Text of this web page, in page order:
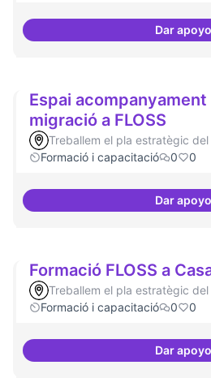
Dar apoyo
Espai
migració a FLOSS
Treballem el pla estratègic del
Formació i capacitació
0 0
Dar apoyo
Formació FLOSS a
Treballem el pla estratègic del
Formació i capacitació
0 0
Dar apoyo